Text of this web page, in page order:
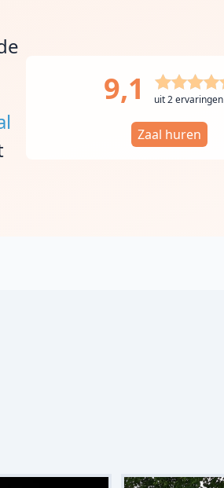
9,1 uit 2 ervaringen
Zaal huren